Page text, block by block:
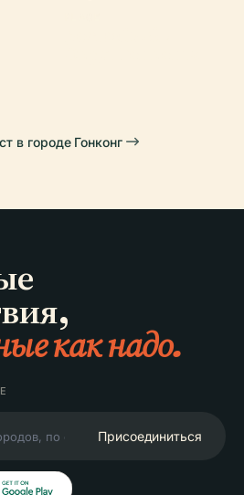
в городе Гонконг
как надо.
Присоединиться